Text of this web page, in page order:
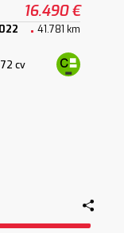
16.490 €
41.781 km
72 cv